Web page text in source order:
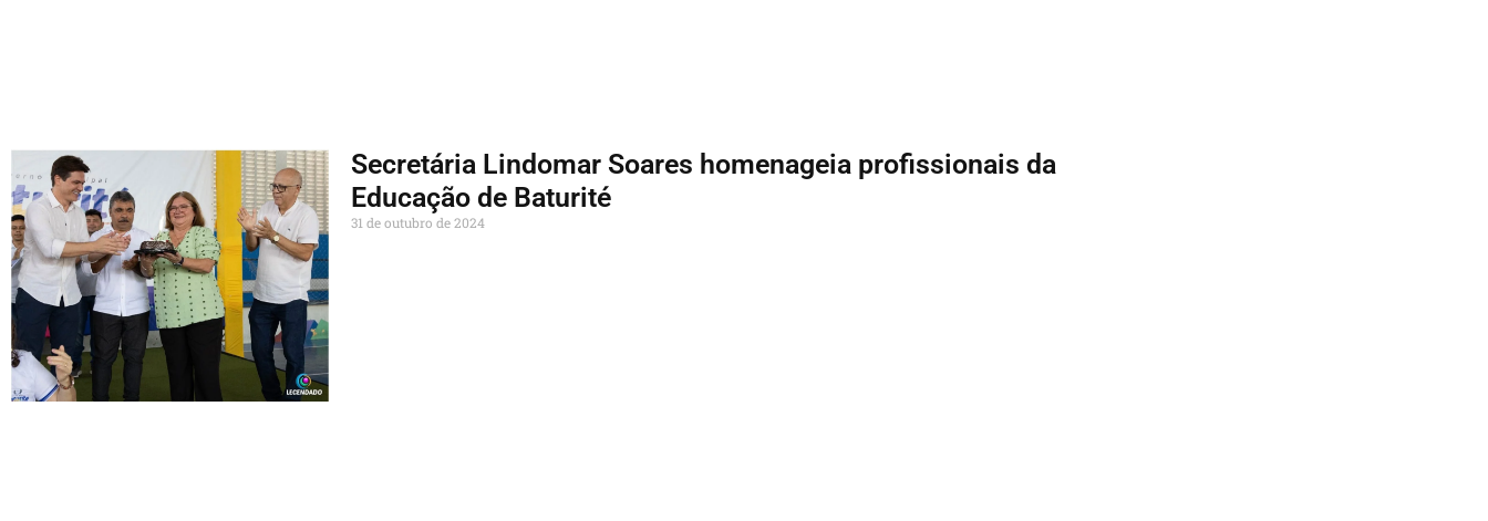
Secretária Lindomar Soares homenageia profissionais da
Educação de Baturité
31 de outubro de 2024